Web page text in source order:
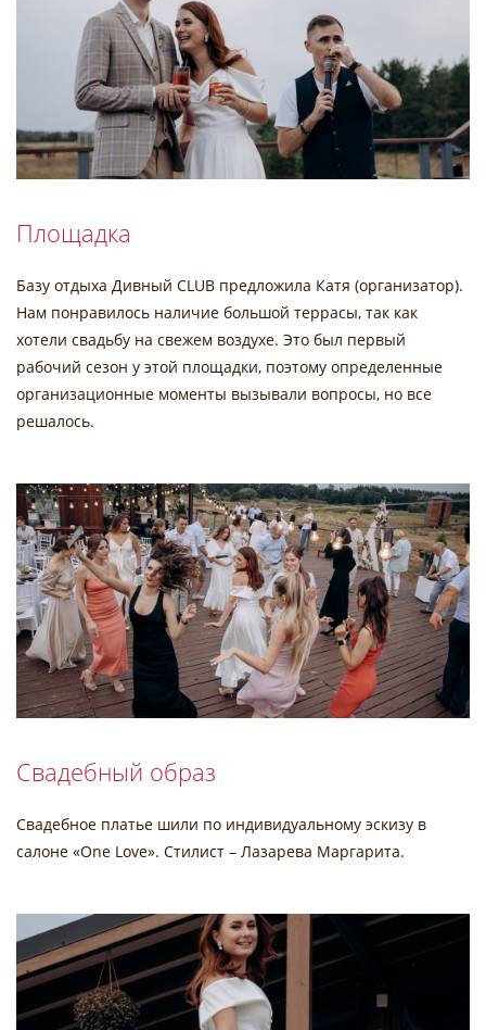
Площадка
Базу отдыха Дивный CLUB предложила Катя (организатор).
Нам понравилось наличие большой террасы, так как
хотели свадьбу на свежем воздухе. Это был первый
рабочий сезон у этой площадки, поэтому определенные
организационные моменты вызывали вопросы, но все
решалось.
Свадебный образ
Свадебное платье шили по индивидуальному эскизу в
салоне «One Love». Стилист – Лазарева Маргарита.